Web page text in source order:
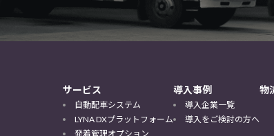
サービス
自動配車システム
LYNA DXプラットフォーム
発着管理オプション
導入事例
導入企業一覧
導入をご検討の方へ
物